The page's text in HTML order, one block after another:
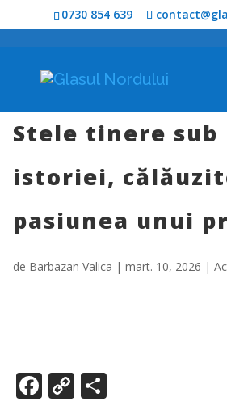
0730 854 639
Stele tinere sub
istoriei,
pasiunea unui
de Barbazan Valica | mart. 10, 2026 |
F C P